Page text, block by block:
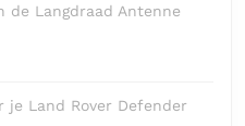
de Langdraad Antenne
je Land Rover Defender